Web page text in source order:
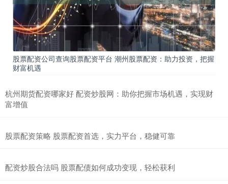
股票配资公司查询股票配资平台 潮州股票配资：助力投资，把握
财富机遇
杭州期货配资哪家好 配资炒股网：助你把握市场机遇，实现财
富增值
股票配资策略 股票配资首选，实力平台，稳健可靠
配资炒股合法吗 股票配债如何成功变现，轻松获利